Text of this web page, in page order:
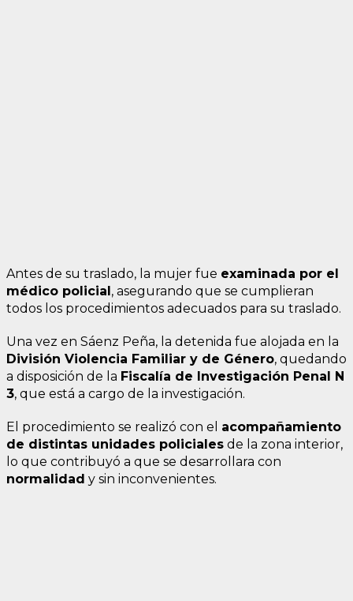
Antes de su traslado, la mujer fue examinada por el
médico policial, asegurando que se cumplieran
todos los procedimientos adecuados para su traslado.
Una vez en Sáenz Peña, la detenida fue alojada en la
División Violencia Familiar y de Género, quedando
a disposición de la Fiscalía de Investigación Penal N
3, que está a cargo de la investigación.
El procedimiento se realizó con el acompañamiento
de distintas unidades policiales de la zona interior,
lo que contribuyó a que se desarrollara con
normalidad y sin inconvenientes.